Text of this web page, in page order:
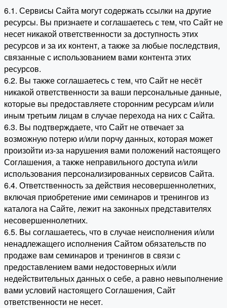
6.1. Сервисы Сайта могут содержать ссылки на другие
ресурсы. Вы признаете и соглашаетесь с тем, что Сайт не
несет никакой ответственности за доступность этих
ресурсов и за их контент, а также за любые последствия,
связанные с использованием вами контента этих
ресурсов.
6.2. Вы также соглашаетесь с тем, что Сайт не несёт
никакой ответственности за ваши персональные данные,
которые вы предоставляете сторонним ресурсам и/или
иным третьим лицам в случае перехода на них с Сайта.
6.3. Вы подтверждаете, что Сайт не отвечает за
возможную потерю и/или порчу данных, которая может
произойти из-за нарушения вами положений настоящего
Соглашения, а также неправильного доступа и/или
использования персонализированных сервисов Сайта.
6.4. Ответственность за действия несовершеннолетних,
включая приобретение ими семинаров и тренингов из
каталога на Сайте, лежит на законных представителях
несовершеннолетних.
6.5. Вы соглашаетесь, что в случае неисполнения и/или
ненадлежащего исполнения Сайтом обязательств по
продаже вам семинаров и тренингов в связи с
предоставлением вами недостоверных и/или
недействительных данных о себе, а равно невыполнение
вами условий настоящего Соглашения, Сайт
ответственности не несет.